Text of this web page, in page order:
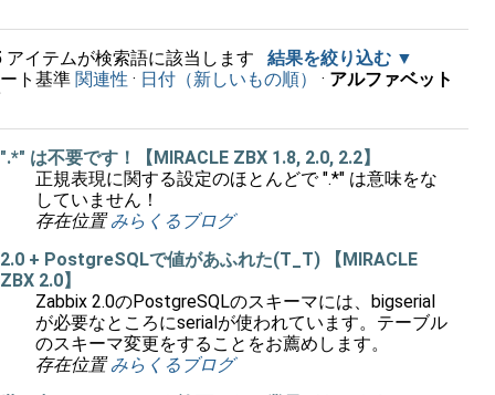
アイテムが検索語に該当します
結果を絞り込む
ト基準 関連性 · 日付（新しいもの順） · アルファベット
".*" は不要です！【MIRACLE ZBX 1.8, 2.0, 2.2】
正規表現に関する設定のほとんどで ".*" は意味をな
していません！
存在位置 みらくるブログ
2.0 + PostgreSQLで値があふれた(T_T) 【MIRACLE
ZBX 2.0】
Zabbix 2.0のPostgreSQLのスキーマには、bigserial
が必要なところにserialが使われています。テーブル
のスキーマ変更をすることをお薦めします。
存在位置 みらくるブログ